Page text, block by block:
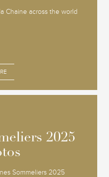
Chaine across the world
2025
Sommeliers 2025
2025